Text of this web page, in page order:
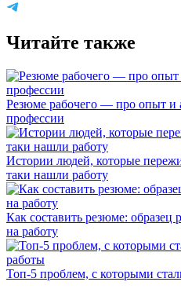
Читайте также
Резюме рабочего — про опыт и
профессии
Истории людей, которые
таки нашли работу
Как составить резюме: образец
на работу
Топ-5 проблем, с которыми